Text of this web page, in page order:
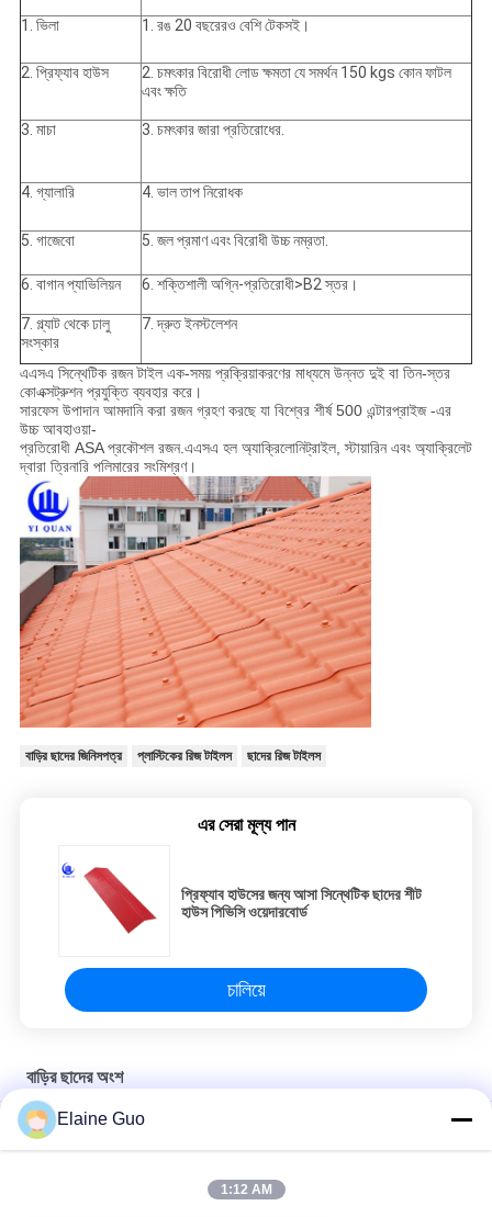
1. ভিলা 1. রঙ 20 বছরেরও বেশি টেকসই।
2. প্রিফ্যাব হাউস
2. চমৎকার বিরোধী লোড ক্ষমতা যে সমর্থন 150 kgs কোন ফাটল
এবং ক্ষতি
3. মাচা 3. চমৎকার জারা প্রতিরোধের.
4. গ্যালারি 4. ভাল তাপ নিরোধক
5. গাজেবো 5. জল প্রমাণ এবং বিরোধী উচ্চ নম্রতা.
6. বাগান প্যাভিলিয়ন 6. শক্তিশালী অগ্নি-প্রতিরোধী>B2 স্তর।
7. গ্ল্যাট থেকে ঢালু
সংস্কার
7. দ্রুত ইনস্টলেশন
এএসএ সিন্থেটিক রজন টাইল এক-সময় প্রক্রিয়াকরণের মাধ্যমে উন্নত দুই বা তিন-স্তর
কোএক্সট্রুশন প্রযুক্তি ব্যবহার করে।
সারফেস উপাদান আমদানি করা রজন গ্রহণ করছে যা বিশ্বের শীর্ষ 500 এন্টারপ্রাইজ -এর
উচ্চ আবহাওয়া-
প্রতিরোধী ASA প্রকৌশল রজন.এএসএ হল অ্যাক্রিলোনিট্রাইল, স্টায়ারিন এবং অ্যাক্রিলেট
দ্বারা ত্রিনারি পলিমারের সংমিশ্রণ।
বাড়ির ছাদের জিনিসপত্র প্লাস্টিকের রিজ টাইলস ছাদের রিজ টাইলস
এর সেরা মূল্য পান
প্রিফ্যাব হাউসের জন্য আসা সিন্থেটিক ছাদের শীট
হাউস পিভিসি ওয়েদারবোর্ড
চালিয়ে
বাড়ির ছাদের অংশ
পার্কিং কভারের জন্য তাপ নিরোধক ASA সিন্থেটিক রজন টাইল আনুষাঙ্গিক ইভ ড্রিপ টাইল
Elaine Guo
1:12 AM